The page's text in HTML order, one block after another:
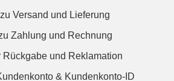
Versand und Lieferung
Zahlung und Rechnung
Rückgabe und Reklamation
& Kundenkonto-ID